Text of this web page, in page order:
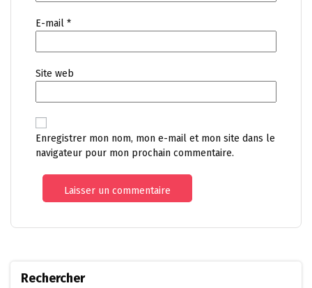
E-mail *
Site web
Enregistrer mon nom, mon e-mail et mon site dans le
navigateur pour mon prochain commentaire.
Rechercher